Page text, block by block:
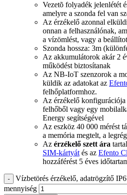
Vezetõ folyadék jelenlétét
amelyre a szonda fel van
Az érzékelő azonnal
onnan a felhasználónak,
a vízömlést, vagy a
Szonda hossza: 3m
Az akkumulátorok akár 2
működést biztosítanak
Az NB-IoT szenzorok a
küldik az adatokat az
felhőplatformhoz.
Az érzékelő
felhőből vagy egy
Energy segítségével
Az eszköz 40 000 mérést
a memória megtelt, a
Az érzékelő szett ára
SIM-kártyát és az Efento
hozzáférést 5 éves
Vízbetörés érzékelő, adatrögzítő
mennyiség